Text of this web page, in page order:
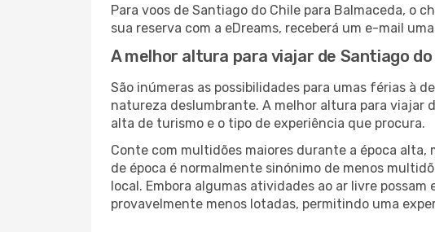
Para voos de Santiago do Chile para Balmaceda, o
sua reserva com a eDreams, receberá um e-mail
A melhor altura para viajar de Santiago
São inúmeras as possibilidades para umas férias à
natureza deslumbrante. A melhor altura para viajar
alta de turismo e o tipo de experiência que procura.
Conte com multidões maiores durante a época
de época é normalmente sinónimo de menos
local. Embora algumas atividades ao ar livre
provavelmente menos lotadas, permitindo uma